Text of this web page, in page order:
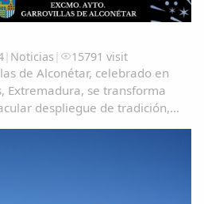
| Noticias | 15791 visit
de Alconétar, celebrado en
Extremadura, se transforma
despliegue de tradición,